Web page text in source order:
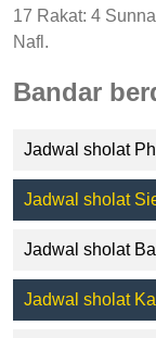
17 Rakat: 4
Nafl.
Bandar
Jadwal sholat
Jadwal sholat
Jadwal sholat
Jadwal sholat